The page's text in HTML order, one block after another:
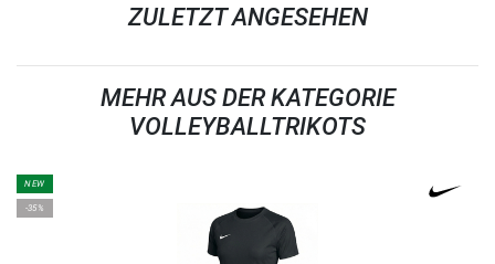
ZULETZT ANGESEHEN
MEHR AUS DER KATEGORIE
VOLLEYBALLTRIKOTS
NEW
-35%